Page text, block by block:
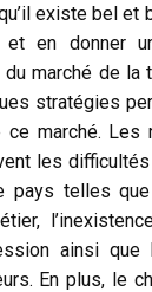
existe bel et
et en donner
marché de la
stratégies
ce marché. Les
les
pays telles
ainsi
En plus, le